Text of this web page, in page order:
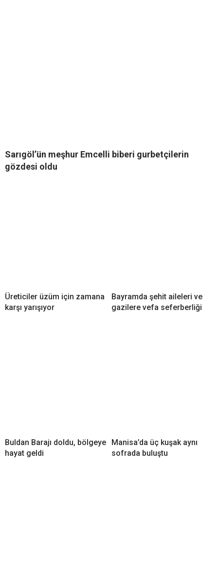
Sarıgöl’ün meşhur Emcelli biberi gurbetçilerin
gözdesi oldu
Üreticiler üzüm için zamana
karşı yarışıyor
Bayramda şehit aileleri ve
gazilere vefa seferberliği
Buldan Barajı doldu, bölgeye
hayat geldi
Manisa’da üç kuşak aynı
sofrada buluştu